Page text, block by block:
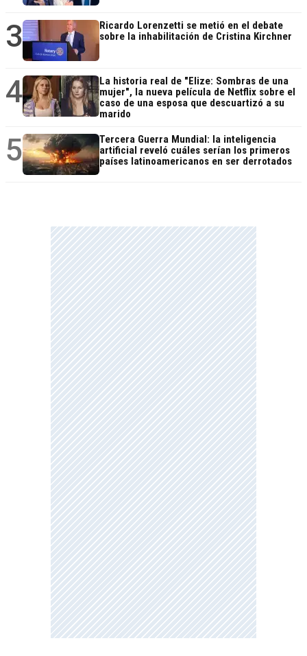
3
Ricardo Lorenzetti se metió en el debate
sobre la inhabilitación de Cristina Kirchner
4
La historia real de "Elize: Sombras de una
mujer", la nueva película de Netflix sobre el
caso de una esposa que descuartizó a su
marido
5
Tercera Guerra Mundial: la inteligencia
artificial reveló cuáles serían los primeros
países latinoamericanos en ser derrotados